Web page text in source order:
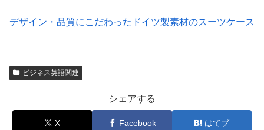
デザイン・品質にこだわったドイツ製素材のスーツケース
ビジネス英語関連
シェアする
X Facebook はてブ